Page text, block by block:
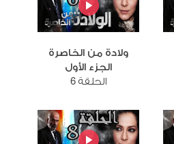
ولادة من الخاصرة
الجزء الأول
الحلقة 6